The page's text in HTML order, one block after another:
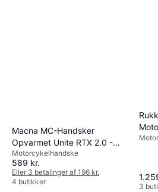
Macna MC-Handsker
Opvarmet Unite RTX 2.0 -
Sort
Motorcykelhandske
589 kr.
Eller 3 betalinger af 196 kr.
4 butikker
3